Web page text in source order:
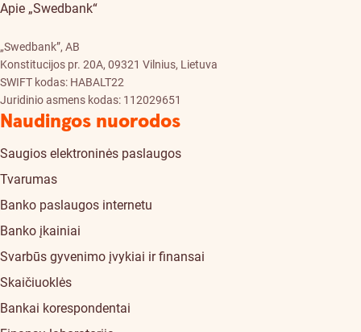
Apie „Swedbank“
„Swedbank”, AB
Konstitucijos pr. 20A, 09321 Vilnius, Lietuva
SWIFT kodas: HABALT22
Juridinio asmens kodas: 112029651
Naudingos nuorodos
Saugios elektroninės paslaugos
Tvarumas
Banko paslaugos internetu
Banko įkainiai
Svarbūs gyvenimo įvykiai ir finansai
Skaičiuoklės
Bankai korespondentai